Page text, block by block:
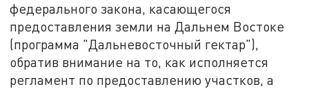
федерального закона, касающегося
предоставления земли на Дальнем Востоке
(программа "Дальневосточный гектар"),
обратив внимание на то, как исполняется
регламент по предоставлению участков, а